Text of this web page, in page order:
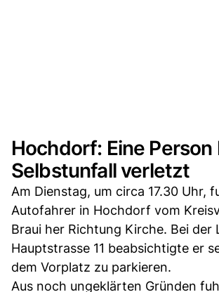
Hochdorf: Eine Person
Selbstunfall verletzt
Am Dienstag, um circa 17.30 Uhr,
Autofahrer in Hochdorf vom
Braui her Richtung Kirche. Bei der
Hauptstrasse 11 beabsichtigte er
dem Vorplatz zu parkieren.
Aus noch ungeklärten Gründen